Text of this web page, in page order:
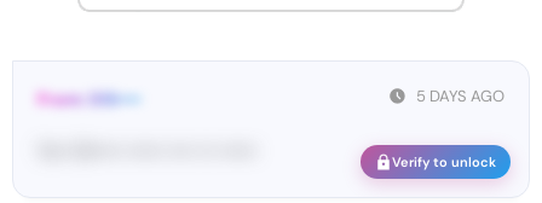
5 DAYS AGO
From: DIS••••
Verify to unlock